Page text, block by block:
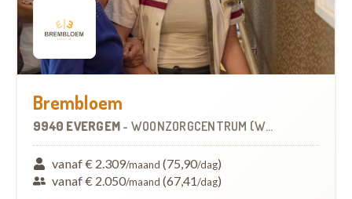
Brembloem
9940 EVERGEM - WOONZORGCENTRUM (WZC)
vanaf € 2.309/maand (75,90/dag)
vanaf € 2.050/maand (67,41/dag)